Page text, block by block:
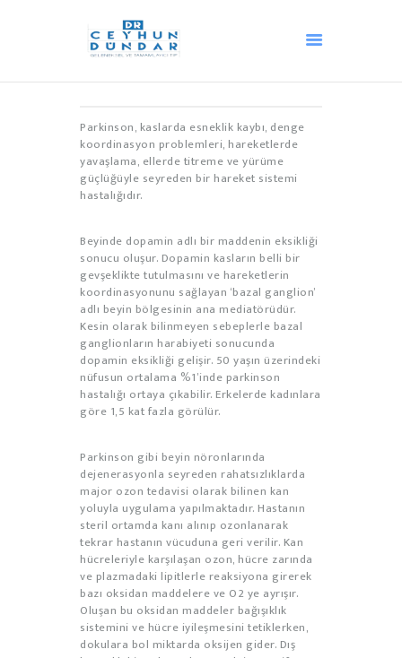
ANA SAYFA
AKUPUNKTUR
HACAMAT
OZON TEDAVISI
DIĞER TEDAVILER
MEDIKAL ESTETIK
BLOG
İLETIŞIM
HAKKIMIZDA
TÜRKÇE
Parkinson, kaslarda esneklik kaybı, denge
koordinasyon problemleri, hareketlerde
yavaşlama, ellerde titreme ve yürüme
güçlüğüyle seyreden bir hareket sistemi
hastalığıdır.
Beyinde dopamin adlı bir maddenin eksikliği
sonucu oluşur. Dopamin kasların belli bir
gevşeklikte tutulmasını ve hareketlerin
koordinasyonunu sağlayan ‘bazal ganglion’
adlı beyin bölgesinin ana mediatörüdür.
Kesin olarak bilinmeyen sebeplerle bazal
ganglionların harabiyeti sonucunda
dopamin eksikliği gelişir. 50 yaşın üzerindeki
nüfusun ortalama %1’inde parkinson
hastalığı ortaya çıkabilir. Erkelerde kadınlara
göre 1,5 kat fazla görülür.
Parkinson gibi beyin nöronlarında
dejenerasyonla seyreden rahatsızlıklarda
major ozon tedavisi olarak bilinen kan
yoluyla uygulama yapılmaktadır. Hastanın
steril ortamda kanı alınıp ozonlanarak
tekrar hastanın vücuduna geri verilir. Kan
hücreleriyle karşılaşan ozon, hücre zarında
ve plazmadaki lipitlerle reaksiyona girerek
bazı oksidan maddelere ve O2 ye ayrışır.
Oluşan bu oksidan maddeler bağışıklık
sistemini ve hücre iyileşmesini tetiklerken,
dokulara bol miktarda oksijen gider. Dış